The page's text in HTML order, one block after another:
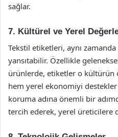
sağlar.
7. Kültürel ve Yerel
Tekstil etiketleri, aynı
yansıtabilir. Özellikle
ürünlerde, etiketler o kültürün
hem yerel ekonomiyi
koruma adına önemli bir
tercih ederek, yerel üreticilere